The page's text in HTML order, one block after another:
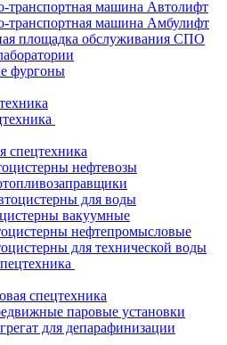
транспортная машина Автолифт
транспортная машина Амбулифт
площадка обслуживания СПО
фургоны
спецтехника
нефтевозы
для воды
вакуумные
нефтепромысловые
для технической воды
спецтехника
паровые установки
для депарафинизации